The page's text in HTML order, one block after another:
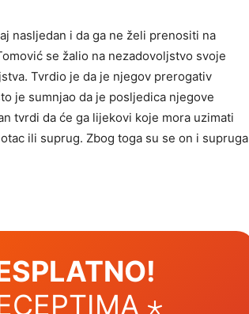
nasljedan i da ga ne želi prenositi na
se žalio na nezadovoljstvo svoje
Tvrdio je da je njegov prerogativ
je sumnjao da je posljedica njegove
tvrdi da će ga lijekovi koje mora uzimati
ili suprug. Zbog toga su se on i supruga
⋆